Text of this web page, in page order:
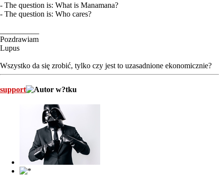
- The question is: What is Manamana?
- The question is: Who cares?
Pozdrawiam
Lupus
Wszystko da się zrobić, tylko czy jest to uzasadnione ekonomicznie?
support